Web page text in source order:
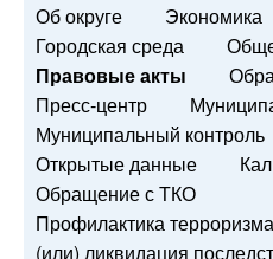
Об округе Экономика
Городская среда
Правовые акты
Пресс-центр
Муниципальный контроль
Открытые данные
Обращение с ТКО
Профилактика
(или) ликвидация